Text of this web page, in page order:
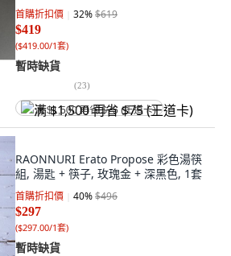
首購折扣價 32%$619
$419
($419.00/1套)
暫時缺貨
(23)
满 $1,500 再省 $75 (王道卡)
RAONNURI Erato Propose 彩色湯筷
組, 湯匙 + 筷子, 玫瑰金 + 深黑色, 1套
首購折扣價 40%$496
$297
($297.00/1套)
暫時缺貨